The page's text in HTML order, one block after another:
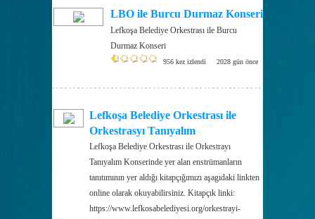
LBO ile Burcu Durmaz Konseri
Lefkoşa Belediye Orkestrası ile Burcu
Durmaz Konseri
956 kez izlendi 2028 gün önce
Lefkoşa Belediye Orkestrası ile
Orkestrasyı Tanıyalım
Lefkoşa Belediye Orkestrası ile Orkestrayı
Tanıyalım Konserinde yer alan enstrümanların
tanıtımının yer aldığı kitapçığımızı aşagıdaki linkten
online olarak okuyabilirsiniz. Kitapçık linki:
https://www.lefkosabelediyesi.org/orkestrayi-